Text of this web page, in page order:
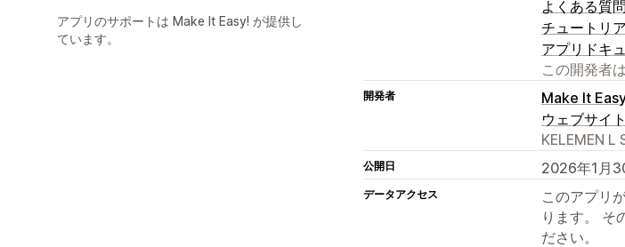
アプリのサポートは Make It Easy! が提供し
ています。
よくある質問
チュートリ
アプリドキ
この開発者
開発者
Make It
ウェブサイト
KELEMEN
公開日 2026年1月
データアクセス
このアプリ
ります。 そ
ださい。